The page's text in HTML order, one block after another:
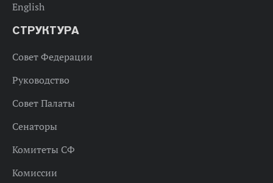
English
СТРУКТУРА
Совет Федерации
Руководство
Совет Палаты
Сенаторы
Комитеты СФ
Комиссии